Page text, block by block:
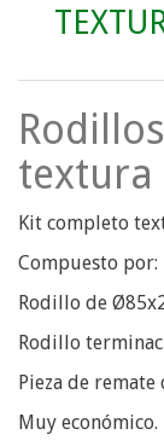
Kit completo
Compuesto por:
Rodillo de
Rodillo
Pieza de remate
Muy económico.